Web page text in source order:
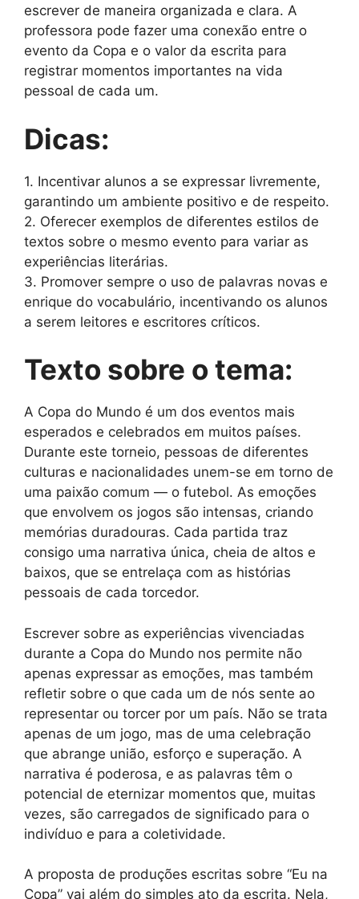
escrever de maneira organizada e clara. A
professora pode fazer uma conexão entre o
evento da Copa e o valor da escrita para
registrar momentos importantes na vida
pessoal de cada um.
Dicas:
1. Incentivar alunos a se expressar livremente,
garantindo um ambiente positivo e de respeito.
2. Oferecer exemplos de diferentes estilos de
textos sobre o mesmo evento para variar as
experiências literárias.
3. Promover sempre o uso de palavras novas e
enrique do vocabulário, incentivando os alunos
a serem leitores e escritores críticos.
Texto sobre o tema:
A Copa do Mundo é um dos eventos mais
esperados e celebrados em muitos países.
Durante este torneio, pessoas de diferentes
culturas e nacionalidades unem-se em torno de
uma paixão comum — o futebol. As emoções
que envolvem os jogos são intensas, criando
memórias duradouras. Cada partida traz
consigo uma narrativa única, cheia de altos e
baixos, que se entrelaça com as histórias
pessoais de cada torcedor.
Escrever sobre as experiências vivenciadas
durante a Copa do Mundo nos permite não
apenas expressar as emoções, mas também
refletir sobre o que cada um de nós sente ao
representar ou torcer por um país. Não se trata
apenas de um jogo, mas de uma celebração
que abrange união, esforço e superação. A
narrativa é poderosa, e as palavras têm o
potencial de eternizar momentos que, muitas
vezes, são carregados de significado para o
indivíduo e para a coletividade.
A proposta de produções escritas sobre “Eu na
Copa” vai além do simples ato da escrita. Nela,